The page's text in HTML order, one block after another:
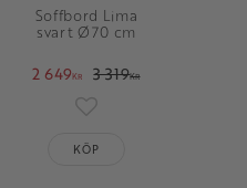
Soffbord Lima
svart Ø70 cm
2 649KR 3 319KR
KÖP